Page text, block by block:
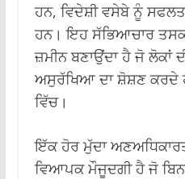
ਹਨ, ਵਿਦੇਸ਼ੀ ਵਸੇਬੇ ਨੂੰ
ਹਨ। ਇਹ ਸੱਭਿਆਚਾਰ
ਜ਼ਮੀਨ ਬਣਾਉਂਦਾ ਹੈ ਜੋ ਲੋਕਾਂ
ਅਸੁਰੱਖਿਆ ਦਾ ਸ਼ੋਸ਼ਣ ਕਰਦੇ
ਵਿੱਚ।
ਇੱਕ ਹੋਰ ਮੁੱਦਾ
ਵਿਆਪਕ ਮੌਜੂਦਗੀ ਹੈ ਜੋ